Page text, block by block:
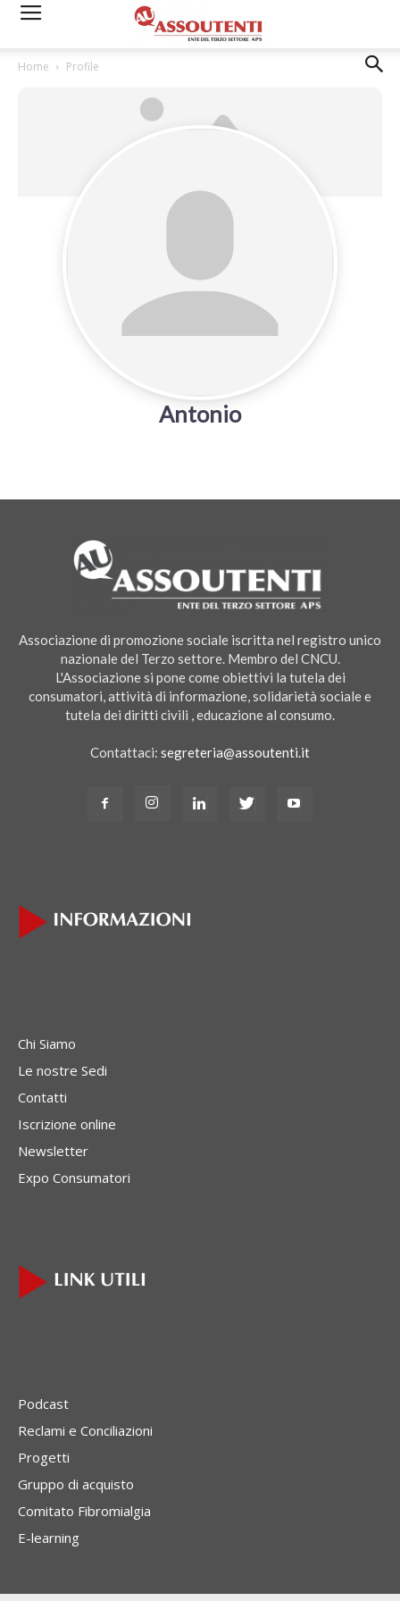
Home Profile
Antonio
Associazione di promozione sociale iscritta nel registro unico
nazionale del Terzo settore. Membro del CNCU.
L'Associazione si pone come obiettivi la tutela dei
consumatori, attività di informazione, solidarietà sociale e
tutela dei diritti civili , educazione al consumo.
Contattaci: segreteria@assoutenti.it
Chi Siamo
Le nostre Sedi
Contatti
Iscrizione online
Newsletter
Expo Consumatori
Podcast
Reclami e Conciliazioni
Progetti
Gruppo di acquisto
Comitato Fibromialgia
E-learning